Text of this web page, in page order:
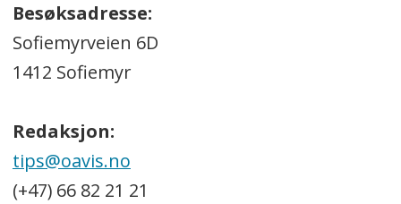
Besøksadresse:
Sofiemyrveien 6D
1412 Sofiemyr
Redaksjon:
tips@oavis.no
(+47) 66 82 21 21